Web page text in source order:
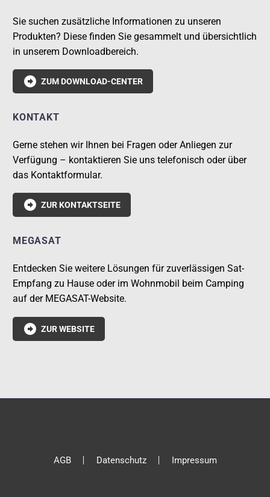
Sie suchen zusätzliche Informationen zu unseren
Produkten? Diese finden Sie gesammelt und übersichtlich
in unserem Downloadbereich.
 ZUM DOWNLOAD-CENTER
KONTAKT
Gerne stehen wir Ihnen bei Fragen oder Anliegen zur
Verfügung – kontaktieren Sie uns telefonisch oder über
das Kontaktformular.
 ZUR KONTAKTSEITE
MEGASAT
Entdecken Sie weitere Lösungen für zuverlässigen Sat-
Empfang zu Hause oder im Wohnmobil beim Camping
auf der MEGASAT-Website.
 ZUR WEBSITE
AGB Datenschutz Impressum